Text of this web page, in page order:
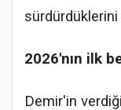
2026'nın ilk
Demir'in